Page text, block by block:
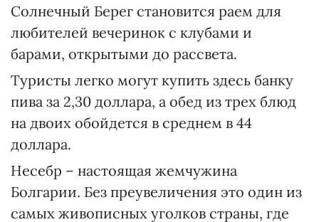
Солнечный Берег становится раем для
любителей вечеринок с клубами и
барами, открытыми до рассвета.
Туристы легко могут купить здесь банку
пива за 2,30 доллара, а обед из трех блюд
на двоих обойдется в среднем в 44
доллара.
Несебр – настоящая жемчужина
Болгарии. Без преувеличения это один из
самых живописных уголков страны, где